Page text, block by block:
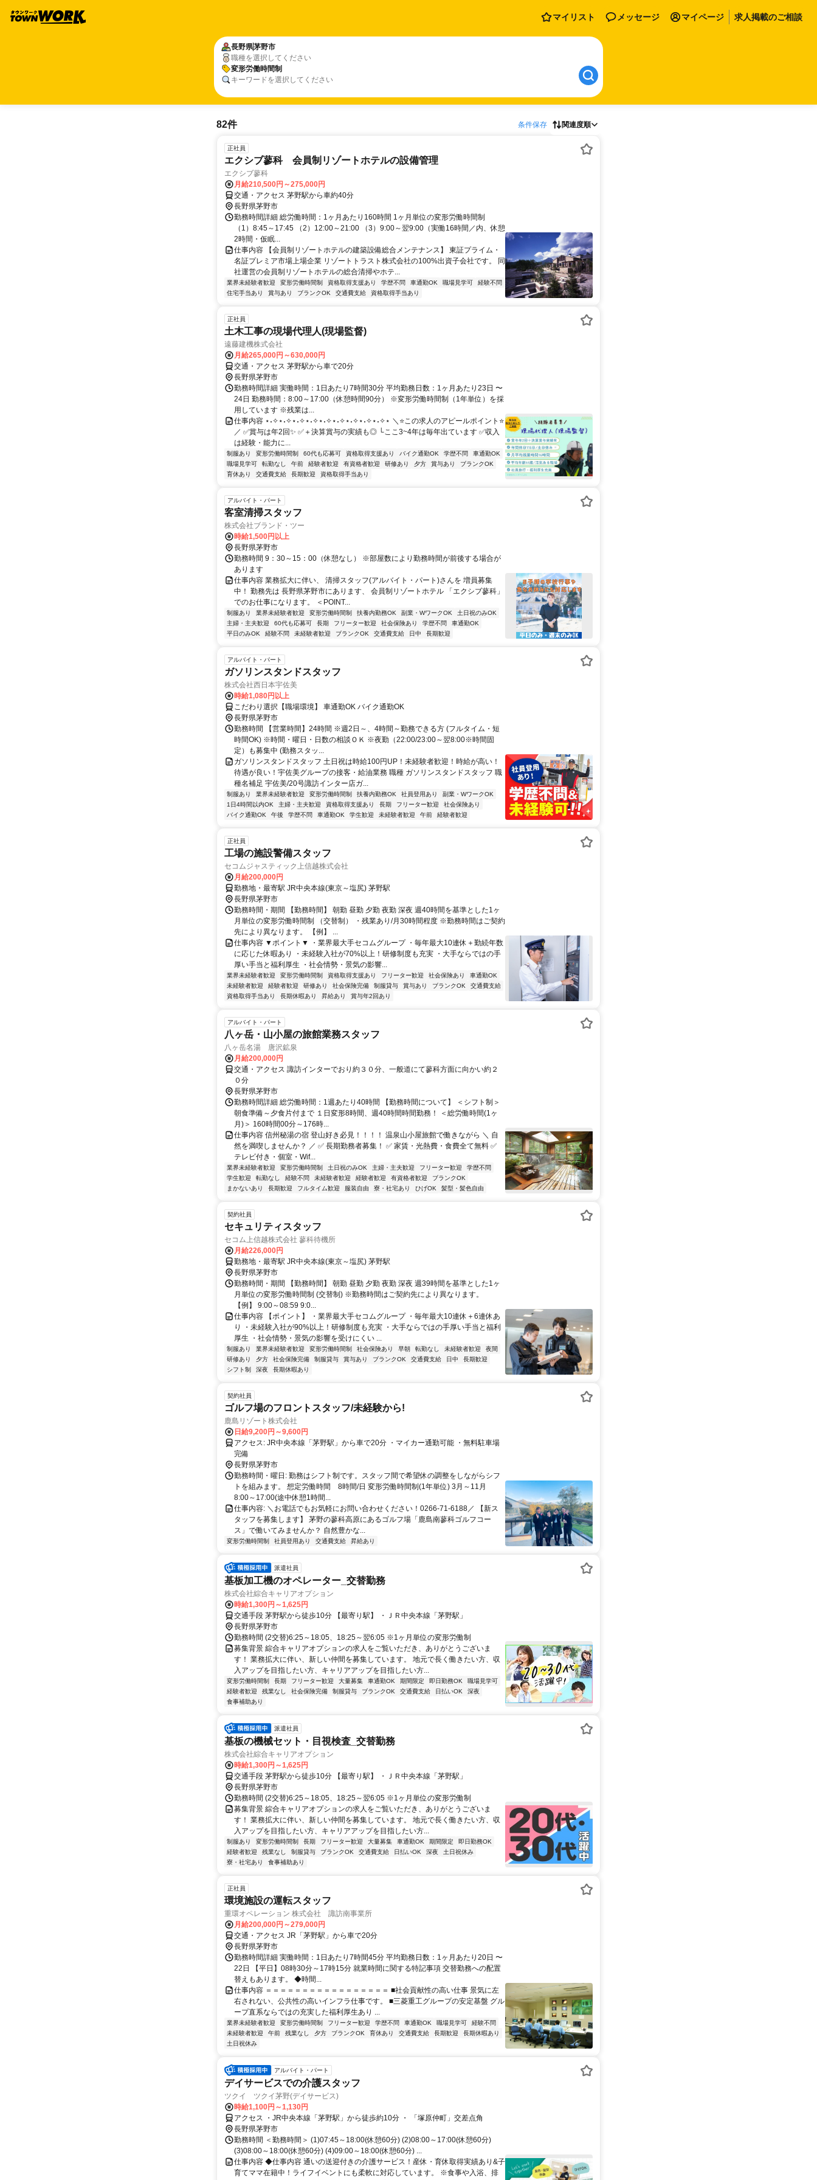
マイリスト メッセージ マイページ 求人掲載のご相談
長野県茅野市
職種を選択してください
変形労働時間制
キーワードを選択してください
82件 条件保存 関連度順
正社員
エクシブ蓼科 会員制リゾートホテルの設備管理
エクシブ蓼科
月給210,500円～275,000円
交通・アクセス 茅野駅から車約40分
長野県茅野市
勤務時間詳細 総労働時間：1ヶ月あたり160時間 1ヶ月単位の変形労働時間制
（1）8:45～17:45 （2）12:00～21:00 （3）9:00～翌9:00（実働16時間／内、休憩
2時間・仮眠...
仕事内容 【会員制リゾートホテルの建築設備総合メンテナンス】 東証プライム・
名証プレミア市場上場企業 リゾートトラスト株式会社の100%出資子会社です。 同
社運営の会員制リゾートホテルの総合清掃やホテ...
業界未経験者歓迎 変形労働時間制 資格取得支援あり 学歴不問 車通勤OK 職場見学可
経験不問
住宅手当あり
賞与あり ブランクOK 交通費支給 資格取得手当あり
正社員
土木工事の現場代理人(現場監督)
遠藤建機株式会社
月給265,000円～630,000円
交通・アクセス 茅野駅から車で20分
長野県茅野市
勤務時間詳細 実働時間：1日あたり7時間30分 平均勤務日数：1ヶ月あたり23日 〜
24日 勤務時間：8:00～17:00（休憩時間90分） ※変形労働時間制（1年単位）を採
用しています ※残業は...
仕事内容 ⋆˖✧⋆˖✧⋆˖✧⋆˖✧⋆˖✧⋆˖✧⋆˖✧⋆˖✧⋆˖✧⋆ ＼⭐この求人のアピールポイント⭐
／ ✅賞与は年2回✨ ✅＋決算賞与の実績も◎ └ここ3~4年は毎年出ています ✅収入
は経験・能力に...
制服あり 変形労働時間制 60代も応募可 資格取得支援あり バイク通勤OK 学歴不問
車通勤OK
職場見学可
転勤なし 午前 経験者歓迎 有資格者歓迎 研修あり 夕方 賞与あり
ブランクOK
育休あり
交通費支給 長期歓迎 資格取得手当あり
アルバイト・パート
客室清掃スタッフ
株式会社ブランド・ツー
時給1,500円以上
長野県茅野市
勤務時間 9：30～15：00（休憩なし） ※部屋数により勤務時間が前後する場合が
あります
仕事内容 業務拡大に伴い、 清掃スタッフ(アルバイト・パート)さんを 増員募集
中！ 勤務先は 長野県茅野市にあります、 会員制リゾートホテル 「エクシブ蓼科」
でのお仕事になります。 ＜POINT...
制服あり 業界未経験者歓迎 変形労働時間制 扶養内勤務OK 副業・WワークOK
土日祝のみOK
主婦・主夫歓迎
60代も応募可 長期 フリーター歓迎 社会保険あり 学歴不問
車通勤OK
平日のみOK
経験不問 未経験者歓迎 ブランクOK 交通費支給 日中 長期歓迎
アルバイト・パート
ガソリンスタンドスタッフ
株式会社西日本宇佐美
時給1,080円以上
こだわり選択【職場環境】 車通勤OK バイク通勤OK
長野県茅野市
勤務時間 【営業時間】24時間 ※週2日～、4時間～勤務できる方 (フルタイム・短
時間OK) ※時間・曜日・日数の相談ＯＫ ※夜勤（22:00/23:00～翌8:00※時間固
定）も募集中 (勤務スタッ...
ガソリンスタンドスタッフ 土日祝は時給100円UP！未経験者歓迎！時給が高い！
待遇が良い！宇佐美グループの接客・給油業務 職種 ガソリンスタンドスタッフ 職
種名補足 宇佐美/20号諏訪インター店ガ...
制服あり 業界未経験者歓迎 変形労働時間制 扶養内勤務OK 社員登用あり
副業・WワークOK
1日4時間以内OK
主婦・主夫歓迎 資格取得支援あり 長期 フリーター歓迎
社会保険あり
バイク通勤OK
午後 学歴不問 車通勤OK 学生歓迎 未経験者歓迎 午前 経験者歓迎
正社員
工場の施設警備スタッフ
セコムジャスティック上信越株式会社
月給200,000円
勤務地・最寄駅 JR中央本線(東京～塩尻) 茅野駅
長野県茅野市
勤務時間・期間 【勤務時間】 朝勤 昼勤 夕勤 夜勤 深夜 週40時間を基準とした1ヶ
月単位の変形労働時間制 （交替制） ・残業あり/月30時間程度 ※勤務時間はご契約
先により異なります。 【例】 ...
仕事内容 ▼ポイント▼ ・業界最大手セコムグループ ・毎年最大10連休＋勤続年数
に応じた休暇あり ・未経験入社が70%以上！研修制度も充実 ・大手ならではの手
厚い手当と福利厚生 ・社会情勢・景気の影響...
業界未経験者歓迎 変形労働時間制 資格取得支援あり フリーター歓迎 社会保険あり
車通勤OK
未経験者歓迎
経験者歓迎 研修あり 社会保険完備 制服貸与 賞与あり ブランクOK
交通費支給
資格取得手当あり
長期休暇あり 昇給あり 賞与年2回あり
アルバイト・パート
八ヶ岳・山小屋の旅館業務スタッフ
八ヶ岳名湯 唐沢鉱泉
月給200,000円
交通・アクセス 諏訪インターでおり約３０分、一般道にて蓼科方面に向かい約２
０分
長野県茅野市
勤務時間詳細 総労働時間：1週あたり40時間 【勤務時間について】 ＜シフト制＞
朝食準備～夕食片付まで １日変形8時間、週40時間時間勤務！ ＜総労働時間(1ヶ
月)＞ 160時間00分～176時...
仕事内容 信州秘湯の宿 登山好き必見！！！！ 温泉山小屋旅館で働きながら ＼ 自
然を満喫しませんか？ ／ ✅ 長期勤務者募集！ ✅ 家賃・光熱費・食費全て無料 ✅
テレビ付き・個室・Wif...
業界未経験者歓迎 変形労働時間制 土日祝のみOK 主婦・主夫歓迎 フリーター歓迎
学歴不問
学生歓迎
転勤なし 経験不問 未経験者歓迎 経験者歓迎 有資格者歓迎
ブランクOK
まかないあり
長期歓迎 フルタイム歓迎 服装自由 寮・社宅あり ひげOK 髪型・髪色自由
契約社員
セキュリティスタッフ
セコム上信越株式会社 蓼科待機所
月給226,000円
勤務地・最寄駅 JR中央本線(東京～塩尻) 茅野駅
長野県茅野市
勤務時間・期間 【勤務時間】 朝勤 昼勤 夕勤 夜勤 深夜 週39時間を基準とした1ヶ
月単位の変形労働時間制 (交替制) ※勤務時間はご契約先により異なります。
【例】 9:00～08:59 9:0...
仕事内容 【ポイント】 ・業界最大手セコムグループ ・毎年最大10連休＋6連休あ
り ・未経験入社が90%以上！研修制度も充実 ・大手ならではの手厚い手当と福利
厚生 ・社会情勢・景気の影響を受けにくい ...
制服あり 業界未経験者歓迎 変形労働時間制 社会保険あり 早朝 転勤なし 未経験者歓迎
夜間
研修あり
夕方 社会保険完備 制服貸与 賞与あり ブランクOK 交通費支給 日中
長期歓迎
シフト制
深夜 長期休暇あり
契約社員
ゴルフ場のフロントスタッフ/未経験から!
鹿島リゾート株式会社
日給9,200円～9,600円
アクセス: JR中央本線「茅野駅」から車で20分 ・マイカー通勤可能 ・無料駐車場
完備
長野県茅野市
勤務時間・曜日: 勤務はシフト制です。スタッフ間で希望休の調整をしながらシフ
トを組みます。 想定労働時間 8時間/日 変形労働時間制(1年単位) 3月～11月
8:00～17:00(途中休憩1時間...
仕事内容: ＼お電話でもお気軽にお問い合わせください！0266-71-6188／ 【新ス
タッフを募集します】 茅野の蓼科高原にあるゴルフ場「鹿島南蓼科ゴルフコー
ス」で働いてみませんか？ 自然豊かな...
変形労働時間制 社員登用あり 交通費支給 昇給あり
派遣社員
基板加工機のオペレーター_交替勤務
株式会社綜合キャリアオプション
時給1,300円～1,625円
交通手段 茅野駅から徒歩10分 【最寄り駅】 ・ＪＲ中央本線「茅野駅」
長野県茅野市
勤務時間 (2交替)6:25～18:05、18:25～翌6:05 ※1ヶ月単位の変形労働制
募集背景 綜合キャリアオプションの求人をご覧いただき、ありがとうございま
す！ 業務拡大に伴い、新しい仲間を募集しています。 地元で長く働きたい方、収
入アップを目指したい方、キャリアアップを目指したい方...
変形労働時間制 長期 フリーター歓迎 大量募集 車通勤OK 期間限定 即日勤務OK
職場見学可
経験者歓迎
残業なし 社会保険完備 制服貸与 ブランクOK 交通費支給 日払いOK
深夜
食事補助あり
派遣社員
基板の機械セット・目視検査_交替勤務
株式会社綜合キャリアオプション
時給1,300円～1,625円
交通手段 茅野駅から徒歩10分 【最寄り駅】 ・ＪＲ中央本線「茅野駅」
長野県茅野市
勤務時間 (2交替)6:25～18:05、18:25～翌6:05 ※1ヶ月単位の変形労働制
募集背景 綜合キャリアオプションの求人をご覧いただき、ありがとうございま
す！ 業務拡大に伴い、新しい仲間を募集しています。 地元で長く働きたい方、収
入アップを目指したい方、キャリアアップを目指したい方...
制服あり 変形労働時間制 長期 フリーター歓迎 大量募集 車通勤OK 期間限定
即日勤務OK
経験者歓迎
残業なし 制服貸与 ブランクOK 交通費支給 日払いOK 深夜
土日祝休み
寮・社宅あり
食事補助あり
正社員
環境施設の運転スタッフ
重環オペレーション 株式会社 諏訪南事業所
月給200,000円～279,000円
交通・アクセス JR「茅野駅」から車で20分
長野県茅野市
勤務時間詳細 実働時間：1日あたり7時間45分 平均勤務日数：1ヶ月あたり20日 〜
22日 【平日】08時30分～17時15分 就業時間に関する特記事項 交替勤務への配置
替えもあります。 ◆時間...
仕事内容 ＝＝＝＝＝＝＝＝＝＝＝＝＝＝＝＝＝ ■社会貢献性の高い仕事 景気に左
右されない、公共性の高いインフラ仕事です。 ■三菱重工グループの安定基盤 グル
ープ直系ならではの充実した福利厚生あり ...
業界未経験者歓迎 変形労働時間制 フリーター歓迎 学歴不問 車通勤OK 職場見学可
経験不問
未経験者歓迎
午前 残業なし 夕方 ブランクOK 育休あり 交通費支給 長期歓迎
長期休暇あり
土日祝休み
アルバイト・パート
デイサービスでの介護スタッフ
ツクイ ツクイ茅野(デイサービス)
時給1,100円～1,130円
アクセス ・JR中央本線「茅野駅」から徒歩約10分 ・ 「塚原仲町」交差点角
長野県茅野市
勤務時間 ＜勤務時間＞ (1)07:45～18:00(休憩60分) (2)08:00～17:00(休憩60分)
(3)08:00～18:00(休憩60分) (4)09:00～18:00(休憩60分) ...
仕事内容 ◆仕事内容 通いの送迎付きの介護サービス！産休・育休取得実績あり&子
育てママ在籍中！ライフイベントにも柔軟に対応しています。 ※食事や入浴、排